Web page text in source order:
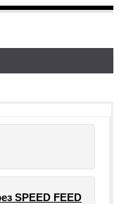
SPEED FEED